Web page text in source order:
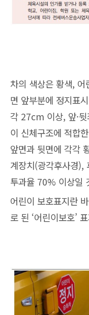
차의 색상은 황색,
면 앞부분에 정지표
각 27cm 이상, 앞·
이 신체구조에 적합
앞면과 뒷면에 각각
계장치(광각후사경),
투과율 70% 이상일
어린이 보호표지란
로 된 ‘어린이보호’